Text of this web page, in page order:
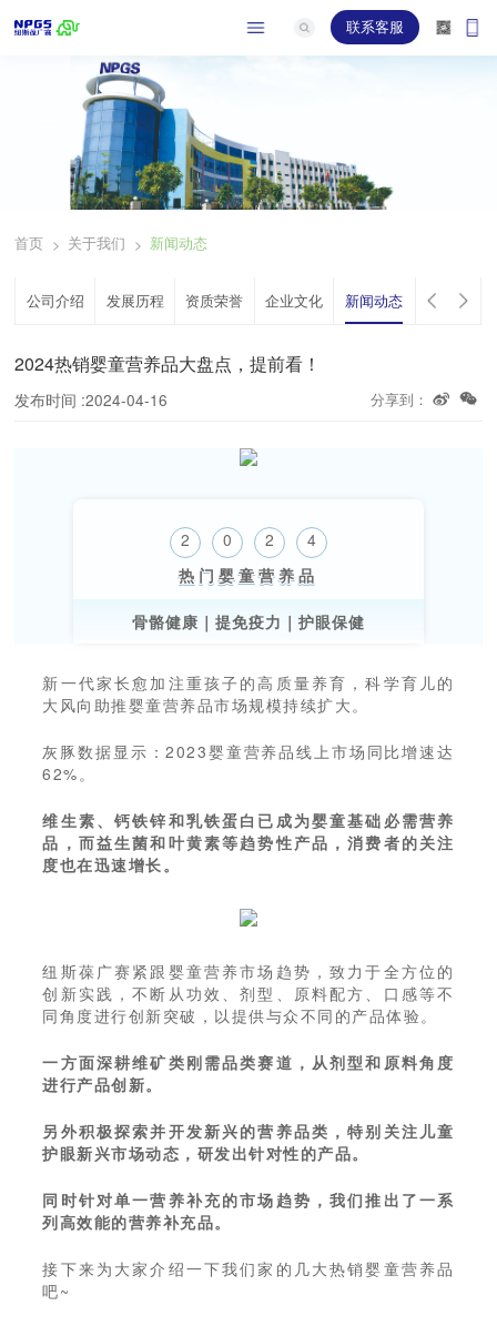
联系客服
首页 > 关于我们 > 新闻动态
公司介绍 发展历程 资质荣誉 企业文化 新闻动态
2024热销婴童营养品大盘点，提前看！
发布时间 :2024-04-16 分享到：
2 0 2
4
热门婴童营养品
骨骼健康｜提免疫力｜护眼保健
新一代家长愈加注重孩子的高质量养育，科学育儿的
大风向助推婴童营养品市场规模持续扩大。
灰豚数据显示：2023婴童营养品线上市场同比增速达
62%。
维生素、钙铁锌和乳铁蛋白已成为婴童基础必需营养
品，而益生菌和叶黄素等趋势性产品，消费者的关注
度也在迅速增长。
纽斯葆广赛紧跟婴童营养市场趋势，致力于全方位的
创新实践，不断从功效、剂型、原料配方、口感等不
同角度进行创新突破，以提供与众不同的产品体验。
一方面深耕维矿类刚需品类赛道，从剂型和原料角度
进行产品创新。
另外积极探索并开发新兴的营养品类，特别关注儿童
护眼新兴市场动态，研发出针对性的产品。
同时针对单一营养补充的市场趋势，我们推出了一系
列高效能的营养补充品。
接下来为大家介绍一下我们家的几大热销婴童营养品
吧~